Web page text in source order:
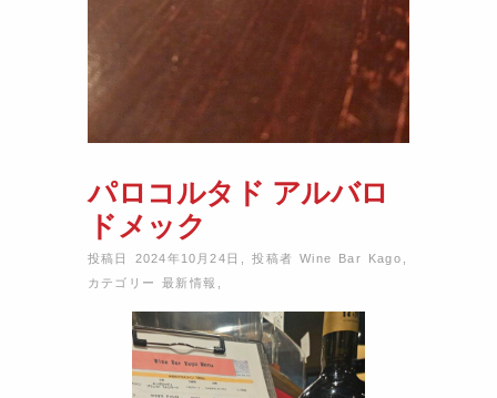
パロコルタド アルバロ
ドメック
投稿日 2024年10月24日 ,投稿者Wine Bar Kago ,
カテゴリー最新情報 ,